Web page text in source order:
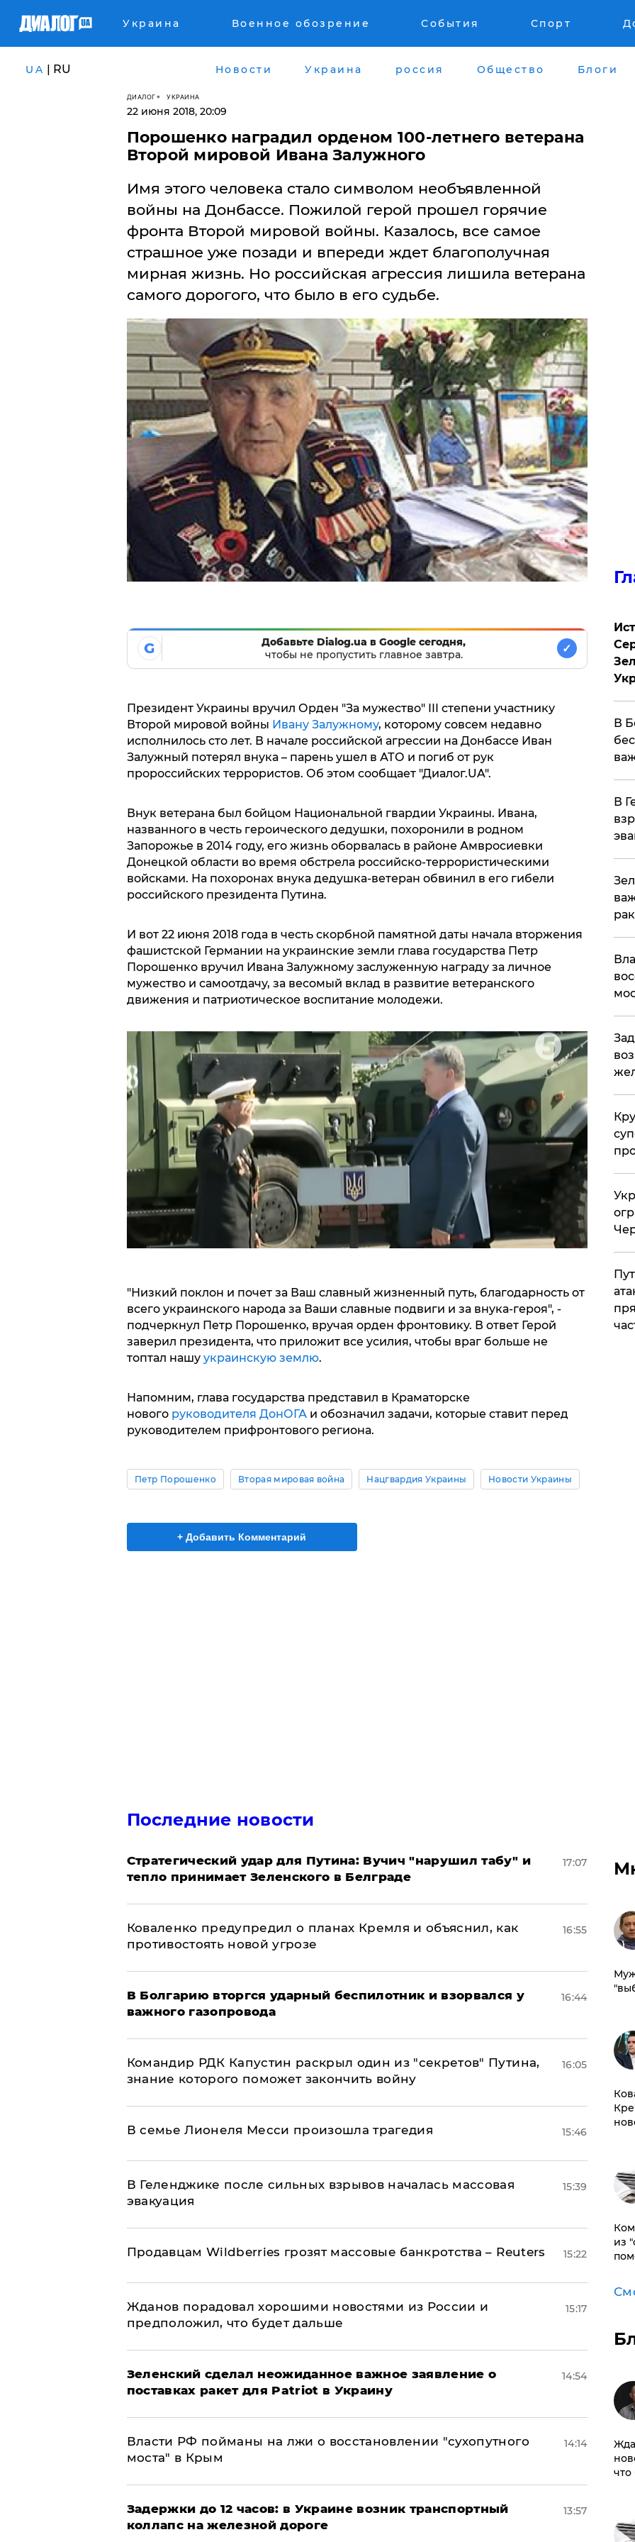
Украина Военное обозрение События Спорт
UA | RU Новости Украина россия Общество Блоги
ДИАЛОГ УКРАИНА
22 июня 2018, 20:09
Порошенко наградил орденом 100-летнего ветерана
Второй мировой Ивана Залужного
Имя этого человека стало символом необъявленной
войны на Донбассе. Пожилой герой прошел горячие
фронта Второй мировой войны. Казалось, все самое
страшное уже позади и впереди ждет благополучная
мирная жизнь. Но российская агрессия лишила ветерана
самого дорогого, что было в его судьбе.
G
Добавьте Dialog.ua в Google сегодня,
чтобы не пропустить главное завтра.
✓
Президент Украины вручил Орден "За мужество" III степени участнику
Второй мировой войны Ивану Залужному, которому совсем недавно
исполнилось сто лет. В начале российской агрессии на Донбассе Иван
Залужный потерял внука – парень ушел в АТО и погиб от рук
пророссийских террористов. Об этом сообщает "Диалог.UA".
Внук ветерана был бойцом Национальной гвардии Украины. Ивана,
названного в честь героического дедушки, похоронили в родном
Запорожье в 2014 году, его жизнь оборвалась в районе Амвросиевки
Донецкой области во время обстрела российско-террористическими
войсками. На похоронах внука дедушка-ветеран обвинил в его гибели
российского президента Путина.
И вот 22 июня 2018 года в честь скорбной памятной даты начала вторжения
фашистской Германии на украинские земли глава государства Петр
Порошенко вручил Ивана Залужному заслуженную награду за личное
мужество и самоотдачу, за весомый вклад в развитие ветеранского
движения и патриотическое воспитание молодежи.
"Низкий поклон и почет за Ваш славный жизненный путь, благодарность от
всего украинского народа за Ваши славные подвиги и за внука-героя", -
подчеркнул Петр Порошенко, вручая орден фронтовику. В ответ Герой
заверил президента, что приложит все усилия, чтобы враг больше не
топтал нашу украинскую землю.
Напомним, глава государства представил в Краматорске
нового руководителя ДонОГАи обозначил задачи, которые ставит перед
руководителем прифронтового региона.
Петр Порошенко Вторая мировая война Нацгвардия Украины Новости Украины
+ Добавить Комментарий
Последние новости
Стратегический удар для Путина: Вучич "нарушил табу" и
тепло принимает Зеленского в Белграде
17:07
Коваленко предупредил о планах Кремля и объяснил, как
противостоять новой угрозе
16:55
В Болгарию вторгся ударный беспилотник и взорвался у
важного газопровода
16:44
Командир РДК Капустин раскрыл один из "секретов" Путина,
знание которого поможет закончить войну
16:05
В семье Лионеля Месси произошла трагедия 15:46
В Геленджике после сильных взрывов началась массовая
эвакуация
15:39
Продавцам Wildberries грозят массовые банкротства – Reuters 15:22
Жданов порадовал хорошими новостями из России и
предположил, что будет дальше
15:17
Зеленский сделал неожиданное важное заявление о
поставках ракет для Patriot в Украину
14:54
Власти РФ пойманы на лжи о восстановлении "сухопутного
моста" в Крым
14:14
Задержки до 12 часов: в Украине возник транспортный
коллапс на железной дороге
13:57
В
В
из
что